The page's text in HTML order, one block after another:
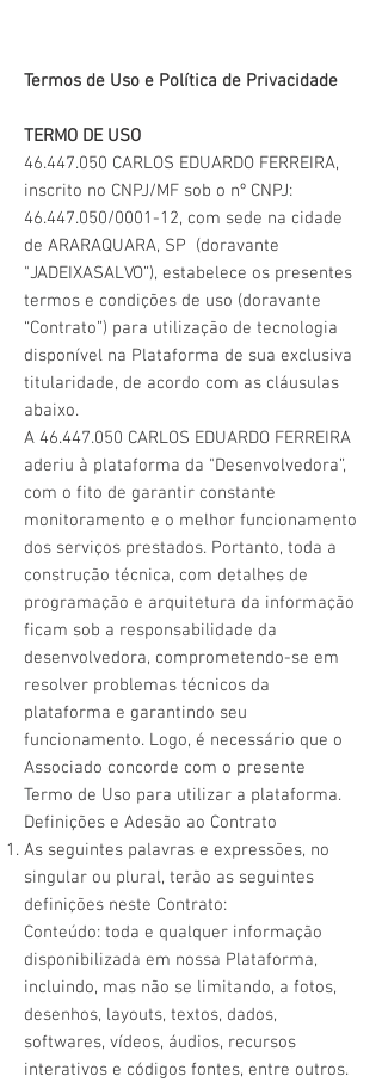
Termos de Uso e Política de Privacidade
TERMO DE USO
46.447.050 CARLOS EDUARDO FERREIRA,
inscrito no CNPJ/MF sob o nº CNPJ:
46.447.050/0001-12, com sede na cidade
de ARARAQUARA, SP (doravante
"JADEIXASALVO”), estabelece os presentes
termos e condições de uso (doravante
“Contrato”) para utilização de tecnologia
disponível na Plataforma de sua exclusiva
titularidade, de acordo com as cláusulas
abaixo.
A 46.447.050 CARLOS EDUARDO FERREIRA
aderiu à plataforma da "Desenvolvedora”,
com o fito de garantir constante
monitoramento e o melhor funcionamento
dos serviços prestados. Portanto, toda a
construção técnica, com detalhes de
programação e arquitetura da informação
ficam sob a responsabilidade da
desenvolvedora, comprometendo-se em
resolver problemas técnicos da
plataforma e garantindo seu
funcionamento. Logo, é necessário que o
Associado concorde com o presente
Termo de Uso para utilizar a plataforma.
Definições e Adesão ao Contrato
As seguintes palavras e expressões, no
singular ou plural, terão as seguintes
definições neste Contrato:
Conteúdo: toda e qualquer informação
disponibilizada em nossa Plataforma,
incluindo, mas não se limitando, a fotos,
desenhos, layouts, textos, dados,
softwares, vídeos, áudios, recursos
interativos e códigos fontes, entre outros.